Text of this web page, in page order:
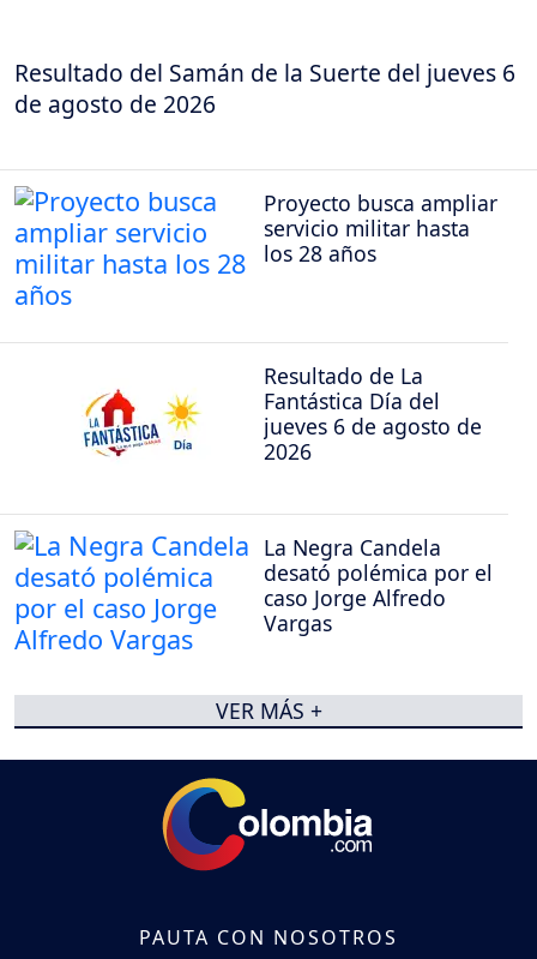
Resultado del Samán de la Suerte del jueves 6
de agosto de 2026
Proyecto busca ampliar
servicio militar hasta
los 28 años
Resultado de La
Fantástica Día del
jueves 6 de agosto de
2026
La Negra Candela
desató polémica por el
caso Jorge Alfredo
Vargas
VER MÁS +
PAUTA CON NOSOTROS